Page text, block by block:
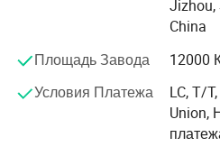
после проведения инспекции
произведенных в Китае, и в
для обработки деталей для
промышленности"
менеджмента качества.
Jizhou,
China
Площадь Завода
12000
Условия Платежа
LC, T/
Union,